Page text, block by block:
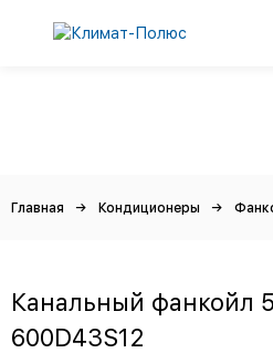
Главная Кондиционеры
Канальный фанкойл
600D43S12